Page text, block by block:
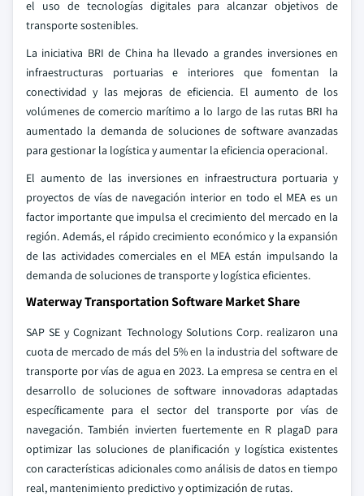
el uso de tecnologías digitales para alcanzar objetivos de
transporte sostenibles.
La iniciativa BRI de China ha llevado a grandes inversiones en
infraestructuras portuarias e interiores que fomentan la
conectividad y las mejoras de eficiencia. El aumento de los
volúmenes de comercio marítimo a lo largo de las rutas BRI ha
aumentado la demanda de soluciones de software avanzadas
para gestionar la logística y aumentar la eficiencia operacional.
El aumento de las inversiones en infraestructura portuaria y
proyectos de vías de navegación interior en todo el MEA es un
factor importante que impulsa el crecimiento del mercado en la
región. Además, el rápido crecimiento económico y la expansión
de las actividades comerciales en el MEA están impulsando la
demanda de soluciones de transporte y logística eficientes.
Waterway Transportation Software Market Share
SAP SE y Cognizant Technology Solutions Corp. realizaron una
cuota de mercado de más del 5% en la industria del software de
transporte por vías de agua en 2023. La empresa se centra en el
desarrollo de soluciones de software innovadoras adaptadas
específicamente para el sector del transporte por vías de
navegación. También invierten fuertemente en R plagaD para
optimizar las soluciones de planificación y logística existentes
con características adicionales como análisis de datos en tiempo
real, mantenimiento predictivo y optimización de rutas.